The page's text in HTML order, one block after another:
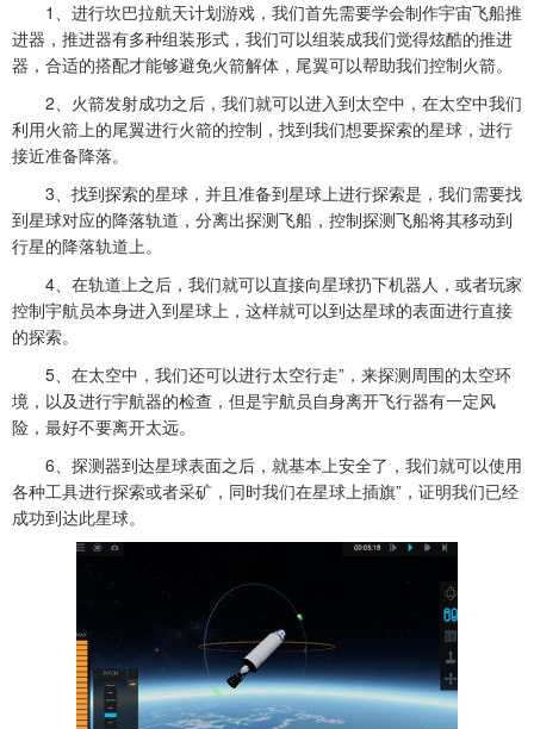
1、进行坎巴拉航天计划游戏，我们首先需要学会制作宇宙飞船推
进器，推进器有多种组装形式，我们可以组装成我们觉得炫酷的推进
器，合适的搭配才能够避免火箭解体，尾翼可以帮助我们控制火箭。
2、火箭发射成功之后，我们就可以进入到太空中，在太空中我们
利用火箭上的尾翼进行火箭的控制，找到我们想要探索的星球，进行
接近准备降落。
3、找到探索的星球，并且准备到星球上进行探索是，我们需要找
到星球对应的降落轨道，分离出探测飞船，控制探测飞船将其移动到
行星的降落轨道上。
4、在轨道上之后，我们就可以直接向星球扔下机器人，或者玩家
控制宇航员本身进入到星球上，这样就可以到达星球的表面进行直接
的探索。
5、在太空中，我们还可以进行太空行走”，来探测周围的太空环
境，以及进行宇航器的检查，但是宇航员自身离开飞行器有一定风
险，最好不要离开太远。
6、探测器到达星球表面之后，就基本上安全了，我们就可以使用
各种工具进行探索或者采矿，同时我们在星球上插旗”，证明我们已经
成功到达此星球。